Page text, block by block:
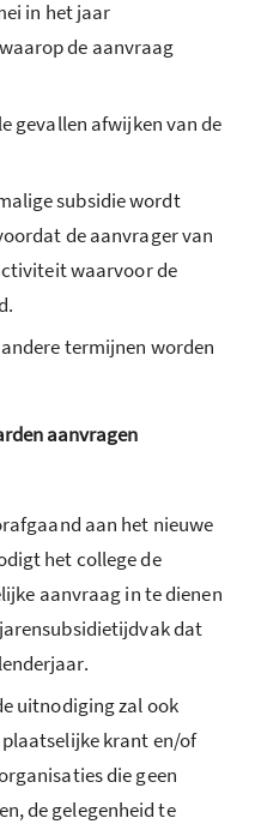
in het jaar
de aanvraag
gevallen afwijken van de
subsidie wordt
de aanvrager van
waarvoor de
termijnen worden
aanvragen
aan het nieuwe
het college de
aanvraag in te dienen
dat
uitnodiging zal ook
krant en/of
die geen
de gelegenheid te